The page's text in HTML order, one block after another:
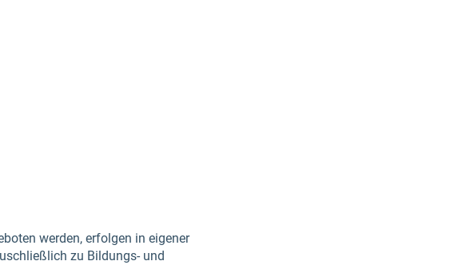
werden, erfolgen in eigener
zu Bildungs- und